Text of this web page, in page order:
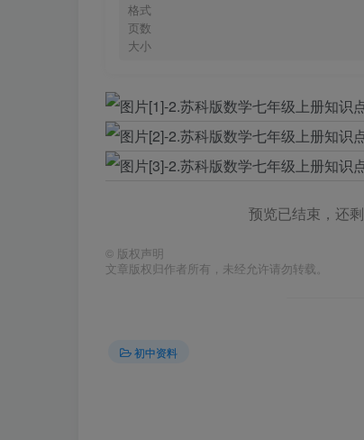
格式
页数
大小
预览已结束，还剩
© 版权声明
文章版权归作者所有，未经允许请勿转载。
初中资料